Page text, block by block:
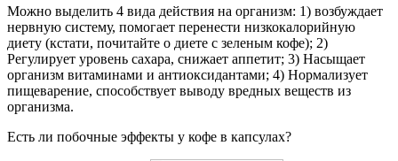
Можно выделить 4 вида действия на организм: 1) возбуждает
нервную систему, помогает перенести низкокалорийную
диету (кстати, почитайте о диете с зеленым кофе); 2)
Регулирует уровень сахара, снижает аппетит; 3) Насыщает
организм витаминами и антиоксидантами; 4) Нормализует
пищеварение, способствует выводу вредных веществ из
организма.
Есть ли побочные эффекты у кофе в капсулах?